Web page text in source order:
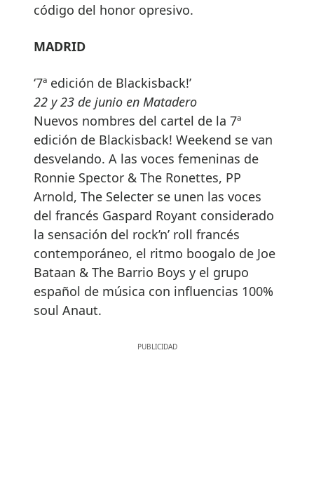
código del honor opresivo.
MADRID
‘7ª edición de Blackisback!’
22 y 23 de junio en Matadero
Nuevos nombres del cartel de la 7ª
edición de Blackisback! Weekend se van
desvelando. A las voces femeninas de
Ronnie Spector & The Ronettes, PP
Arnold, The Selecter se unen las voces
del francés Gaspard Royant considerado
la sensación del rock’n’ roll francés
contemporáneo, el ritmo boogalo de Joe
Bataan & The Barrio Boys y el grupo
español de música con influencias 100%
soul Anaut.